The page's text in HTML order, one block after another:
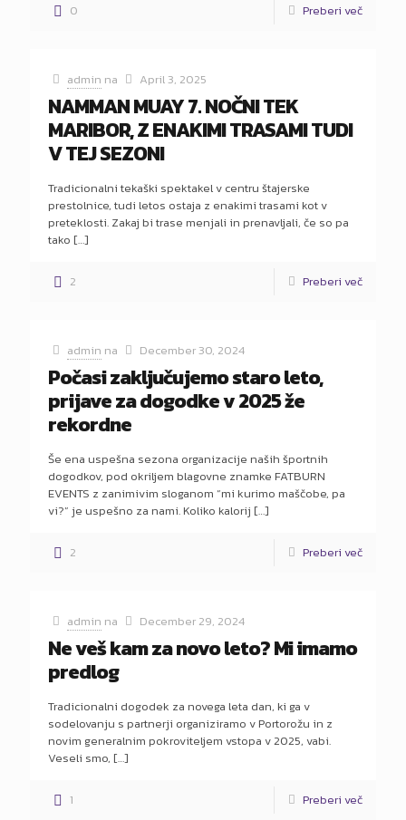
0 Preberi več
admin na April 3, 2025
NAMMAN MUAY 7. NOČNI TEK
MARIBOR, Z ENAKIMI TRASAMI TUDI
V TEJ SEZONI
Tradicionalni tekaški spektakel v centru štajerske
prestolnice, tudi letos ostaja z enakimi trasami kot v
preteklosti. Zakaj bi trase menjali in prenavljali, če so pa
tako […]
2 Preberi več
admin na December 30, 2024
Počasi zaključujemo staro leto,
prijave za dogodke v 2025 že
rekordne
Še ena uspešna sezona organizacije naših športnih
dogodkov, pod okriljem blagovne znamke FATBURN
EVENTS z zanimivim sloganom “mi kurimo maščobe, pa
vi?” je uspešno za nami. Koliko kalorij […]
2 Preberi več
admin na December 29, 2024
Ne veš kam za novo leto? Mi imamo
predlog
Tradicionalni dogodek za novega leta dan, ki ga v
sodelovanju s partnerji organiziramo v Portorožu in z
novim generalnim pokroviteljem vstopa v 2025, vabi.
Veseli smo, […]
1 Preberi več